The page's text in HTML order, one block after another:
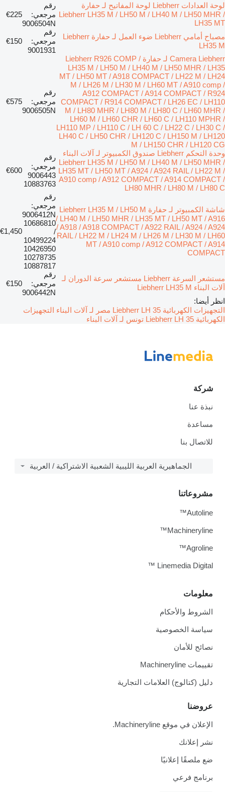
لوحة العدادات Liebherr لوحة المفاتيح لـ حفارة
Liebherr LH35 M / LH50 M / LH40 M / LH50 MHR /
LH35 MT
رقم
مرجعي:
9006504N
€225
مصباح أمامي Liebherr ضوء العمل لـ حفارة Liebherr
LH35 M
رقم
مرجعي:
9001931
€150
Camera Liebherr لـ حفارة Liebherr R926 COMP /
LH35 M / LH50 M / LH40 M / LH50 MHR / LH35
MT / LH50 MT / A918 COMPACT / LH22 M / LH24
M / LH26 M / LH30 M / LH60 MT / A910 comp /
A912 COMPACT / A914 COMPACT / R924
COMPACT / R914 COMPACT / LH26 EC / LH110
M / LH80 MHR / LH80 M / LH80 C / LH60 MHR /
LH60 M / LH60 CHR / LH60 C / LH110 MPHR /
LH110 MP / LH110 C / LH 60 C / LH22 C / LH30 C /
LH40 C / LH50 CHR / LH120 C / LH150 M / LH120
M / LH150 CHR / LH120 CG
رقم
مرجعي:
9006505N
€575
وحدة التحكم Liebherr صندوق الكمبيوتر لـ آلات البناء
Liebherr LH35 M / LH50 M / LH40 M / LH50 MHR /
LH35 MT / LH50 MT / A924 / A924 RAIL / LH22 M /
A910 comp / A912 COMPACT / A914 COMPACT /
LH80 MHR / LH80 M / LH80 C
رقم
مرجعي:
9006443
10883763
€600
شاشة الكمبيوتر لـ حفارة Liebherr LH35 M / LH50 M
/ LH40 M / LH50 MHR / LH35 MT / LH50 MT / A916
/ A918 / A918 COMPACT / A922 RAIL / A924 / A924
RAIL / LH22 M / LH24 M / LH26 M / LH30 M / LH60
MT / A910 comp / A912 COMPACT / A914
COMPACT
رقم
مرجعي:
9006412N
10686810
/
10499224
10426950
10278735
10887817
€1,450
مستشعر السرعة Liebherr مستشعر سرعة الدوران لـ
آلات البناء Liebherr LH35 M
رقم
مرجعي:
9006442N
€150
انظر أيضا:
التجهيزات الكهربائية Liebherr LH 35 مصر لـ آلات البناء
التجهيزات
الكهربائية Liebherr LH 35 تونس لـ آلات البناء
شركة
نبذة عنا
مساعدة
للاتصال بنا
الجماهيرية العربية الليبية الشعبية الاشتراكية / العربية
معلومات
الشروط والأحكام
سياسة الخصوصية
نصائح للأمان
تقييمات Machineryline
دليل (كتالوج) العلامات التجارية
عروضنا
الإعلان في موقع Machineryline.
نشر إعلانك
ضع ملصقًا إعلانيًا
برنامج فرعي
مشروعاتنا
Autoline™
Machineryline™
Agroline™
Linemedia Digital ™